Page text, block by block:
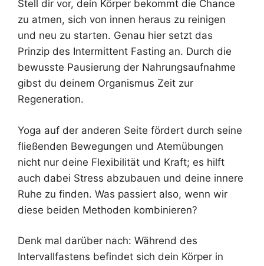
Stell dir vor, dein Körper bekommt die Chance
zu atmen, sich von innen heraus zu reinigen
und neu zu starten. Genau hier setzt das
Prinzip des Intermittent Fasting an. Durch die
bewusste Pausierung der Nahrungsaufnahme
gibst du deinem Organismus Zeit zur
Regeneration.
Yoga auf der anderen Seite fördert durch seine
fließenden Bewegungen und Atemübungen
nicht nur deine Flexibilität und Kraft; es hilft
auch dabei Stress abzubauen und deine innere
Ruhe zu finden. Was passiert also, wenn wir
diese beiden Methoden kombinieren?
Denk mal darüber nach: Während des
Intervallfastens befindet sich dein Körper in